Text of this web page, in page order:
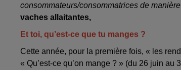
consommateurs/consommatrices de
vaches allaitantes,
Et toi, qu’est-ce que tu manges ?
Cette année, pour la première fois, « les
« Qu’est-ce qu’on mange ? » (du 26 juin